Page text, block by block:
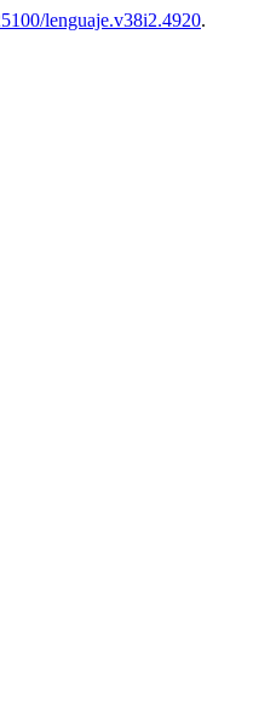
lenguaje.v38i2.4920.